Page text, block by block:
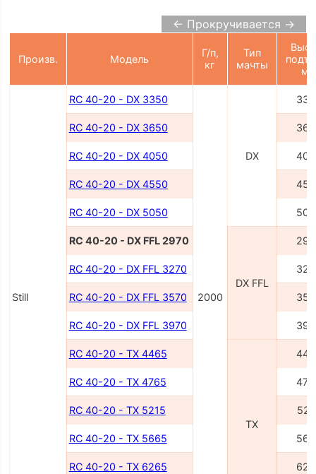
← Прокручивается →
Произв. Модель
Г/п,
кг
Тип
мачты
мм
Still
RC 40-20 - DX 3350
2000
DX
RC 40-20 - DX 3650
RC 40-20 - DX 4050
RC 40-20 - DX 4550
RC 40-20 - DX 5050
RC 40-20 - DX FFL 2970
DX FFL
RC 40-20 - DX FFL 3270
RC 40-20 - DX FFL 3570
RC 40-20 - DX FFL 3970
RC 40-20 - TX 4465
TX
RC 40-20 - TX 4765
RC 40-20 - TX 5215
RC 40-20 - TX 5665
RC 40-20 - TX 6265